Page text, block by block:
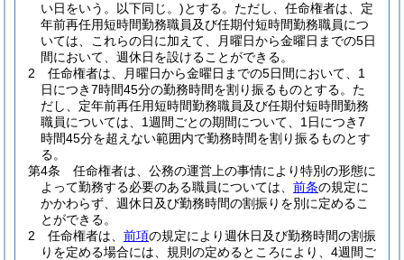
い日をいう。以下同じ。)とする。 ただし、任命権者は、定
年前再任用短時間勤務職員及び任期付短時間勤務職員につ
いては、これらの日に加えて、月曜日から金曜日までの5日
間において、週休日を設けることができる。
2
任命権者は、月曜日から金曜日までの5日間において、1
日につき7時間45分の勤務時間を割り振るものとする。 た
だし、定年前再任用短時間勤務職員及び任期付短時間勤務
職員については、1週間ごとの期間について、1日につき7
時間45分を超えない範囲内で勤務時間を割り振るものとす
る。
第4条
任命権者は、公務の運営上の事情により特別の形態に
よって勤務する必要のある職員については、 前条の規定に
かかわらず、週休日及び勤務時間の割振りを別に定めるこ
とができる。
2
任命権者は、 前項の規定により週休日及び勤務時間の割振
りを定める場合には、規則の定めるところにより、4週間ご